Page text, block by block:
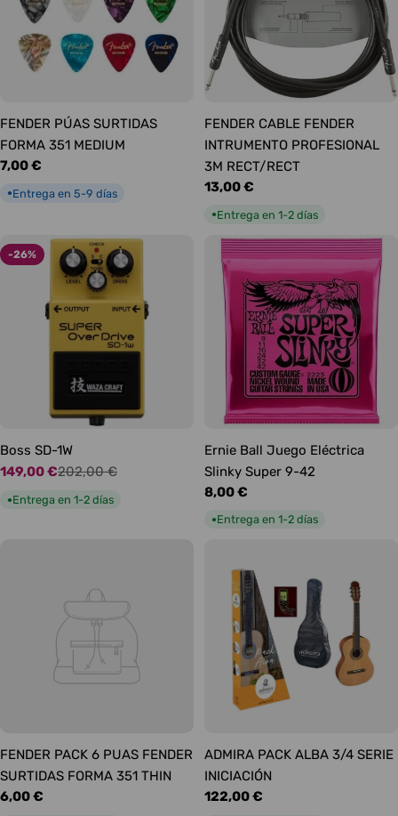
FENDER PÚAS SURTIDAS
FORMA 351 MEDIUM
Precio
7,00 €
●Entrega en 5-9 días
FENDER CABLE FENDER
INTRUMENTO PROFESIONAL
3M RECT/RECT
Precio
13,00 €
●Entrega en 1-2 días
-26%
Boss SD-1W
Precio
de
149,00 €
Precio
habitual
202,00 €
●Entrega en 1-2 días
Ernie Ball Juego Eléctrica
Slinky Super 9-42
Precio
habitual
8,00 €
●Entrega en 1-2 días
FENDER PACK 6 PUAS FENDER
SURTIDAS FORMA 351 THIN
Precio
6,00 €
ADMIRA PACK ALBA 3/4 SERIE
INICIACIÓN
Precio
122,00 €